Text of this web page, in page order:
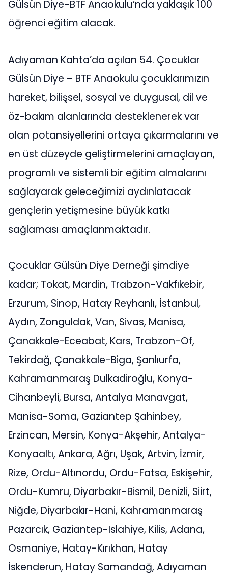
Gülsün Diye-BTF Anaokulu’nda yaklaşık 100
öğrenci eğitim alacak.
Adıyaman Kahta’da açılan 54. Çocuklar
Gülsün Diye – BTF Anaokulu çocuklarımızın
hareket, bilişsel, sosyal ve duygusal, dil ve
öz-bakım alanlarında desteklenerek var
olan potansiyellerini ortaya çıkarmalarını ve
en üst düzeyde geliştirmelerini amaçlayan,
programlı ve sistemli bir eğitim almalarını
sağlayarak geleceğimizi aydınlatacak
gençlerin yetişmesine büyük katkı
sağlaması amaçlanmaktadır.
Çocuklar Gülsün Diye Derneği şimdiye
kadar; Tokat, Mardin, Trabzon-Vakfıkebir,
Erzurum, Sinop, Hatay Reyhanlı, İstanbul,
Aydın, Zonguldak, Van, Sivas, Manisa,
Çanakkale-Eceabat, Kars, Trabzon-Of,
Tekirdağ, Çanakkale-Biga, Şanlıurfa,
Kahramanmaraş Dulkadiroğlu, Konya-
Cihanbeyli, Bursa, Antalya Manavgat,
Manisa-Soma, Gaziantep Şahinbey,
Erzincan, Mersin, Konya-Akşehir, Antalya-
Konyaaltı, Ankara, Ağrı, Uşak, Artvin, İzmir,
Rize, Ordu-Altınordu, Ordu-Fatsa, Eskişehir,
Ordu-Kumru, Diyarbakır-Bismil, Denizli, Siirt,
Niğde, Diyarbakır-Hani, Kahramanmaraş
Pazarcık, Gaziantep-Islahiye, Kilis, Adana,
Osmaniye, Hatay-Kırıkhan, Hatay
İskenderun, Hatay Samandağ, Adıyaman